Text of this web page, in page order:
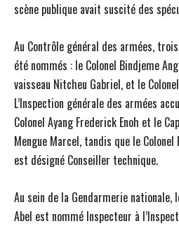
scène publique avait suscité des
Au Contrôle général des armées,
été nommés : le Colonel Bindjeme
vaisseau Nitcheu Gabriel, et le
L’Inspection générale des armées
Colonel Ayang Frederick Enoh et le
Mengue Marcel, tandis que le
est désigné Conseiller technique.
Au sein de la Gendarmerie nationale,
Abel est nommé Inspecteur à